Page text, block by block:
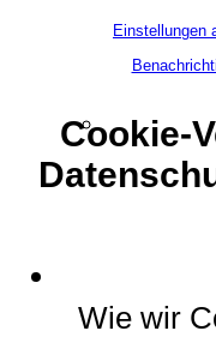
Einstellungen
Cookie-
Wie wir